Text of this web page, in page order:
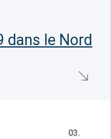
dans le Nord
03.